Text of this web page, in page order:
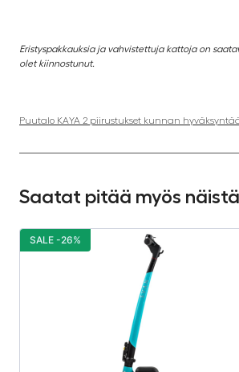
Eristyspakkauksia ja vahvistettuja kattoja on
olet kiinnostunut.
Puutalo KAYA 2 piirustukset kunnan
Saatat pitää myös näistä
SALE -26%